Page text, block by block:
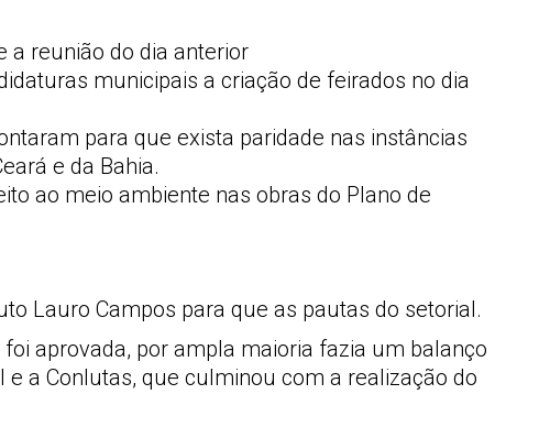
a reunião do dia anterior
municipais a criação de feirados no dia
para que exista paridade nas instâncias
e da Bahia.
ao meio ambiente nas obras do Plano de
Lauro Campos para que as pautas do setorial.
aprovada, por ampla maioria fazia um balanço
a Conlutas, que culminou com a realização do